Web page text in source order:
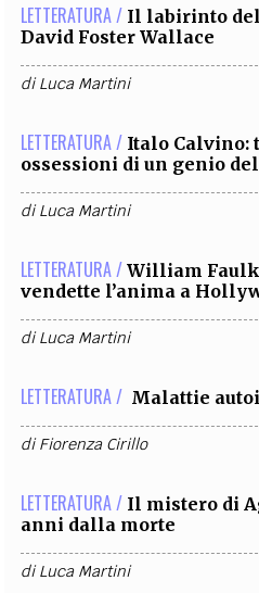
LETTERATURA / Il labirinto
David Foster Wallace
diLuca Martini
LETTERATURA / Italo Calvino:
ossessioni di un genio
diLuca Martini
LETTERATURA / William
vendette l’anima a
diLuca Martini
LETTERATURA / Malattie
diFiorenza Cirillo
LETTERATURA / Il mistero di
anni dalla morte
diLuca Martini